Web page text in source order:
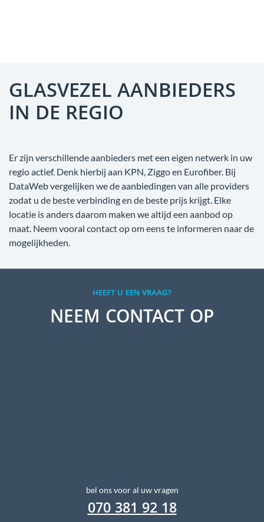
GLASVEZEL AANBIEDERS
IN DE REGIO
Er zijn verschillende aanbieders met een eigen netwerk in uw
regio actief. Denk hierbij aan KPN, Ziggo en Eurofiber. Bij
DataWeb vergelijken we de aanbiedingen van alle providers
zodat u de beste verbinding en de beste prijs krijgt. Elke
locatie is anders daarom maken we altijd een aanbod op
maat. Neem vooral contact op om eens te informeren naar de
mogelijkheden.
HEEFT U EEN VRAAG?
NEEM CONTACT OP
bel ons voor al uw vragen
070 381 92 18